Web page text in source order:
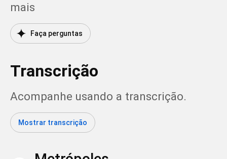
mais
Faça perguntas
Transcrição
Acompanhe usando a transcrição.
Mostrar transcrição